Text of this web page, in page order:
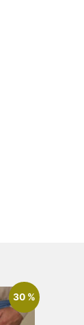
30 %